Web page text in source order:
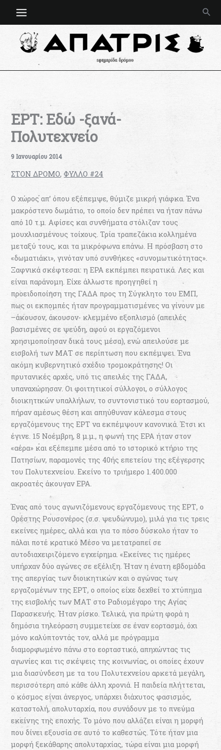
ΕΡΤ: Εδώ -ξανά-
Πολυτεχνείο
9 Ιανουαρίου 2014
ΣΤΟΝ ΔΡΟΜΟ,ΦΥΛΛΟ #24
Ο χώρος απ’ όπου εξέπεμψε, θύμιζε μικρή γιάφκα. Ένα
μακρόστενο δωμάτιο, το οποίο δεν πρέπει να ήταν πάνω
από 10 τ.μ. Αφίσες και συνθήματα στόλιζαν τους
μουχλιασμένους τοίχους. Τρία τραπεζάκια κολλημένα
μεταξύ τους, και τα μικρόφωνα επάνω. Η πρόσβαση στο
«δωματιάκι», γινόταν υπό συνθήκες «συνομωτικότητας».
Ξαφνικά σκέφτεσαι: η ΕΡΑ εκπέμπει πειρατικά. Λες και
είναι παράνομη. Είχε άλλωστε προηγηθεί η
προειδοποίηση της ΓΑΔΑ προς τη Σύγκλητο του ΕΜΠ,
πως οι εκπομπές ήταν προγραμματισμένες να γίνουν με
–άκουσον, άκουσον- κλεμμένο εξοπλισμό (απειλές
βασισμένες σε ψεύδη, αφού οι εργαζόμενοι
χρησιμοποίησαν δικά τους μέσα), ενώ απειλούσε με
εισβολή των ΜΑΤ σε περίπτωση που εκπέμψει. Ένα
ακόμη κυβερνητικό σχέδιο τρομοκράτησης! Οι
πρυτανικές αρχές, υπό τις απειλές της ΓΑΔΑ,
υπαναχώρησαν. Οι φοιτητικοί σύλλογοι, ο σύλλογος
διοικητικών υπαλλήλων, το συντονιστικό του εορτασμού,
πήραν αμέσως θέση και απηύθυναν κάλεσμα στους
εργαζόμενους της ΕΡΤ να εκπέμψουν κανονικά. Έτσι κι
έγινε. 15 Νοέμβρη, 8 μ.μ., η φωνή της ΕΡΑ ήταν στον
«αέρα» και εξέπεμπε μέσα από το ιστορικό κτήριο της
Πατησίων, παραμονές της 40ής επετείου της εξέγερσης
του Πολυτεχνείου. Εκείνο το τριήμερο 1.400.000
ακροατές άκουγαν ΕΡΑ.
Ένας από τους αγωνιζόμενους εργαζόμενους της ΕΡΤ, ο
Ορέστης Ρουσονέρος (σ.σ. ψευδώνυμο), μιλά για τις τρεις
εκείνες ημέρες, αλλά και για το πόσο δύσκολο ήταν το
πάλαι ποτέ κρατικό Μέσο να μετατραπεί σε
αυτοδιαχειριζόμενο εγχείρημα. «Εκείνες τις ημέρες
υπήρχαν δύο αγώνες σε εξέλιξη. Ήταν η ένατη εβδομάδα
της απεργίας των διοικητικών και ο αγώνας των
εργαζομένων της ΕΡΤ, ο οποίος είχε δεχθεί το χτύπημα
της εισβολής των ΜΑΤ στο Ραδιομέγαρο της Αγίας
Παρασκευής. Ήταν ρίσκο. Τελικά, για πρώτη φορά η
δημόσια τηλεόραση συμμετείχε σε έναν εορτασμό, όχι
μόνο καλύπτοντάς τον, αλλά με πρόγραμμα
διαμορφωμένο πάνω στο εορταστικό, απηχώντας τις
αγωνίες και τις σκέψεις της κοινωνίας, οι οποίες έχουν
μια διασύνδεση με τα του Πολυτεχνείου αρκετά μεγάλη,
περισσότερη από κάθε άλλη χρονιά. Η παιδεία πλήττεται,
ο κόσμος είναι άνεργος, υπάρχει διάχυτος φασισμός,
καταστολή, απολυταρχία, που συνάδουν με το πνεύμα
εκείνης της εποχής. Το μόνο που αλλάζει είναι η μορφή
που δίνει εξουσία σε αυτό το καθεστώς. Τότε ήταν μια
μορφή ξεκάθαρης απολυταρχίας, τώρα είναι μια μορφή